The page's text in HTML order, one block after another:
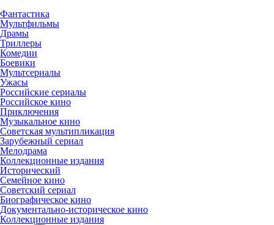
Фантастика
Мультфильмы
Драмы
Триллеры
Комедии
Боевики
Мультсериалы
Ужасы
Российские сериалы
Российское кино
Приключения
Музыкальное кино
Советская мультипликация
Зарубежный сериал
Мелодрама
Коллекционные издания
Исторический
Семейное кино
Советский сериал
Биографическое кино
Документально-историческое кино
Коллекционные издания